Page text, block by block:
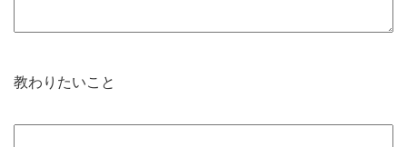
教わりたいこと